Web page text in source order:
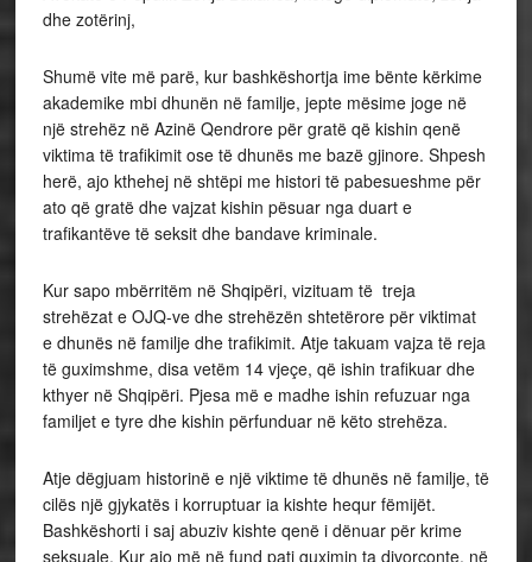
dhe zotërinj,
Shumë vite më parë, kur bashkëshortja ime bënte kërkime
akademike mbi dhunën në familje, jepte mësime joge në
një strehëz në Azinë Qendrore për gratë që kishin qenë
viktima të trafikimit ose të dhunës me bazë gjinore. Shpesh
herë, ajo kthehej në shtëpi me histori të pabesueshme për
ato që gratë dhe vajzat kishin pësuar nga duart e
trafikantëve të seksit dhe bandave kriminale.
Kur sapo mbërritëm në Shqipëri, vizituam të treja
strehëzat e OJQ-ve dhe strehëzën shtetërore për viktimat
e dhunës në familje dhe trafikimit. Atje takuam vajza të reja
të guximshme, disa vetëm 14 vjeçe, që ishin trafikuar dhe
kthyer në Shqipëri. Pjesa më e madhe ishin refuzuar nga
familjet e tyre dhe kishin përfunduar në këto strehëza.
Atje dëgjuam historinë e një viktime të dhunës në familje, të
cilës një gjykatës i korruptuar ia kishte hequr fëmijët.
Bashkëshorti i saj abuziv kishte qenë i dënuar për krime
seksuale. Kur ajo më në fund pati guximin ta divorconte, në